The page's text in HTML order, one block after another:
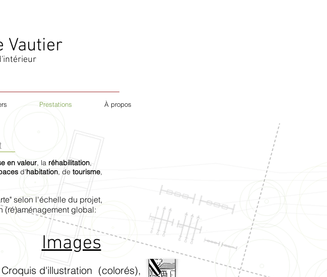
Vautier
Prestations À propos
Images
Croquis d'illustration (colorés),
en valeur, la réhabilitation,
d'habitation, de tourisme,
selon l'échelle du projet,
(ré)aménagement global: